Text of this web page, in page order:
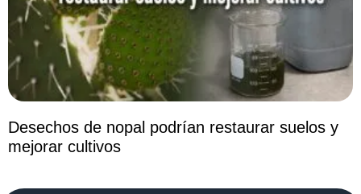
Desechos de nopal podrían restaurar suelos y
mejorar cultivos